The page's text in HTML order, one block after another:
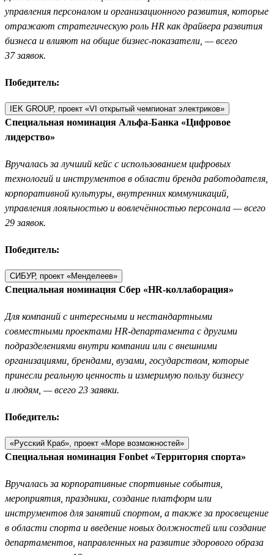
управления персоналом и организационного развития, которые
отражают стратегическую роль HR как драйвера развития
бизнеса и влияют на общие бизнес-показатели, — всего
37 заявок.
Победитель:
IEK GROUP, проект «VI открытый чемпионат электриков»
Специальная номинация Альфа-Банка «Цифровое
лидерство»
Вручалась за лучший кейс с использованием цифровых
технологий и инструментов в области бренда работодателя,
корпоративной культуры, внутренних коммуникаций,
управления лояльностью и вовлечённостью персонала — всего
29 заявок.
Победитель:
СИБУР, проект «Менделеев»
Специальная номинация Сбер «HR-коллаборация»
Для компаний с интересными и нестандартными
совместными проектами HR-департамента с другими
подразделениями внутри компании или с внешними
организациями, брендами, вузами, государством, которые
принесли реальную ценность и измеримую пользу бизнесу
и людям, — всего 23 заявки.
Победитель:
«Русский Краб», проект «Море возможностей»
Специальная номинация Fonbet «Территория спорта»
Вручалась за корпоративные спортивные события,
мероприятия, праздники, создание платформ или
инструментов для занятий спортом, а также за просвещение
в области спорта и введение новых должностей или создание
департаментов, направленных на развитие здорового образа